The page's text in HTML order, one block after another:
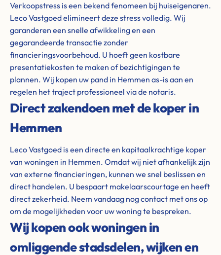
Verkoopstress is een bekend fenomeen bij huiseigenaren.
Leco Vastgoed elimineert deze stress volledig. Wij
garanderen een snelle afwikkeling en een
gegarandeerde transactie zonder
financieringsvoorbehoud. U hoeft geen kostbare
presentatiekosten te maken of bezichtigingen te
plannen. Wij kopen uw pand in Hemmen as-is aan en
regelen het traject professioneel via de notaris.
Direct zakendoen met de koper in
Hemmen
Leco Vastgoed is een directe en kapitaalkrachtige koper
van woningen in Hemmen. Omdat wij niet afhankelijk zijn
van externe financieringen, kunnen we snel beslissen en
direct handelen. U bespaart makelaarscourtage en heeft
direct zekerheid. Neem vandaag nog contact met ons op
om de mogelijkheden voor uw woning te bespreken.
Wij kopen ook woningen in
omliggende stadsdelen, wijken en